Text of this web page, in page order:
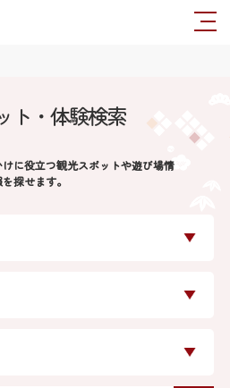
ト・体験検索
に役立つ観光スポットや遊び場情
探せます。